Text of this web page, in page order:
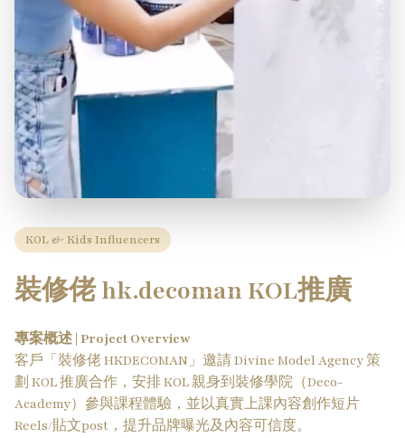
KOL & Kids Influencers
裝修佬 hk.decoman KOL推廣
專案概述 | Project Overview
客戶「裝修佬 HKDECOMAN」邀請 Divine Model Agency 策
劃 KOL 推廣合作，安排 KOL 親身到裝修學院（Deco-
Academy）參與課程體驗，並以真實上課內容創作短片
Reels/貼文post，提升品牌曝光及內容可信度。